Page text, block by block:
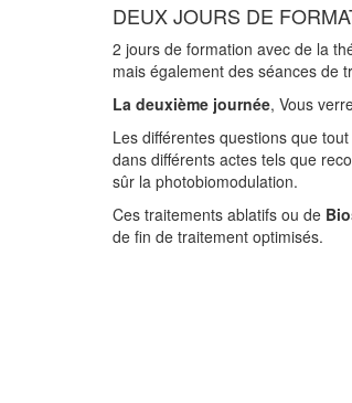
DEUX JOURS DE
2 jours de formation avec de la
mais également des séances de
La deuxième journée, Vous
Les différentes questions que
dans différents actes tels que
sûr la photobiomodulation.
Ces traitements ablatifs ou de
de fin de traitement optimisés.